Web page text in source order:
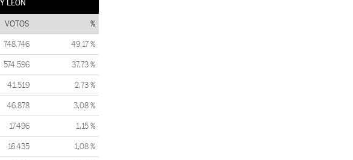
LEÓN
VOTOS %
748.746 49,17 %
574.596 37,73 %
41.519 2,73 %
46.878 3,08 %
17.496 1,15 %
16.435 1,08 %